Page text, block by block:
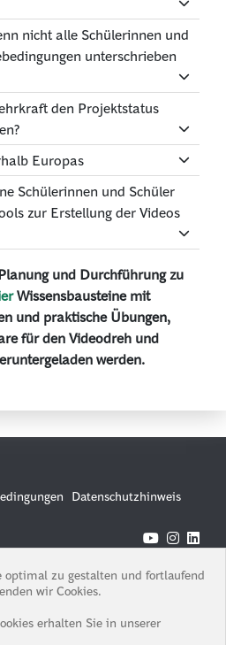
nicht alle Schülerinnen und
unterschrieben
den Projektstatus
Europas
Schülerinnen und Schüler
zur Erstellung der Videos
und Durchführung zu
Wissensbausteine mit
und praktische Übungen,
für den Videodreh und
werden.
Datenschutzhinweis
Equal Opportunity Employer. All
consideration for employment
origin, protected veteran
optimal zu gestalten und fortlaufend
wir Cookies.
erhalten Sie in unserer